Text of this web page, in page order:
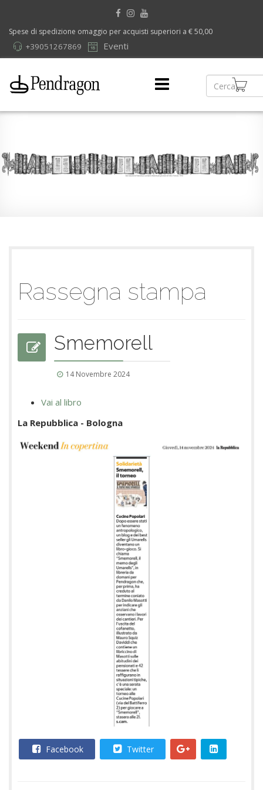
Spese di spedizione omaggio per acquisti superiori a € 50,00
Eventi
+39051267869
Rassegna stampa
Smemorell
14 Novembre 2024
Vai al libro
La Repubblica - Bologna
Facebook Twitter